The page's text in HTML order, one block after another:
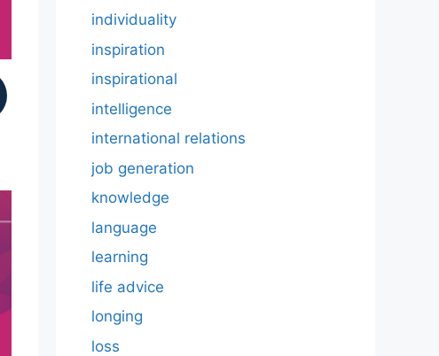
individuality
inspiration
inspirational
intelligence
international relations
job generation
knowledge
language
learning
life advice
longing
loss